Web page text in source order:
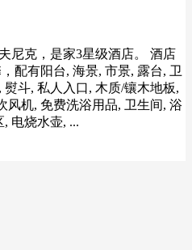
尼克，是家3星级酒店。 酒店
配有阳台, 海景, 市景, 露台, 卫
斗, 私人入口, 木质/镶木地板,
风机, 免费洗浴用品, 卫生间, 浴
电烧水壶, ...